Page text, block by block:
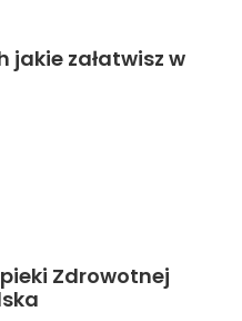
załatwisz w
Zdrowotnej